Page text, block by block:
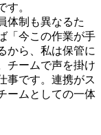
す。
体制も異なるた
「今この作業が手
から、私は保管に
チームで声を掛け
事です。連携がス
ームとしての一体